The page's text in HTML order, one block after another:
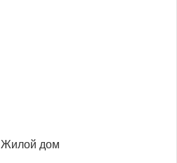
Жилой дом